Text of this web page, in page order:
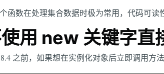
函数在处理集合数据时极为常用，代码可读
用 new 关键字直
之前，如果想在实例化对象后立即调用方